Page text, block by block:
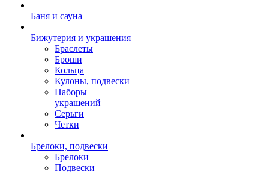
Баня и сауна
Бижутерия и украшения
Браслеты
Броши
Кольца
Кулоны, подвески
Наборы
украшений
Серьги
Четки
Брелоки, подвески
Брелоки
Подвески